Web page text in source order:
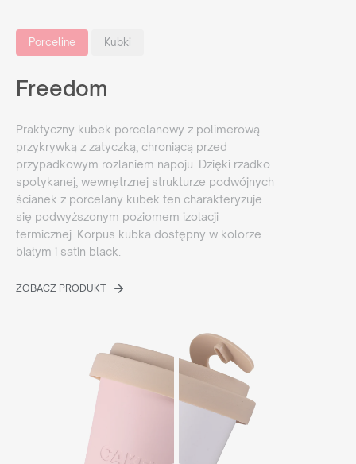
Porceline Kubki
Freedom
Praktyczny kubek porcelanowy z polimerową
przykrywką z zatyczką, chroniącą przed
przypadkowym rozlaniem napoju. Dzięki rzadko
spotykanej, wewnętrznej strukturze podwójnych
ścianek z porcelany kubek ten charakteryzuje
się podwyższonym poziomem izolacji
termicznej. Korpus kubka dostępny w kolorze
białym i satin black.
ZOBACZ PRODUKT